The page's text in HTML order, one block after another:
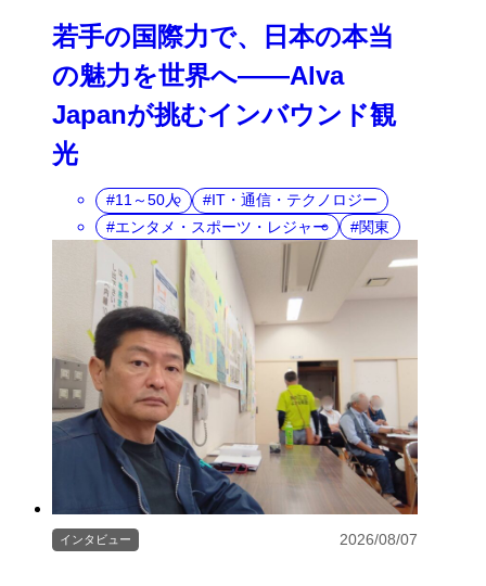
若手の国際力で、日本の本当
の魅力を世界へ――Alva
Japanが挑むインバウンド観
光
11～50人
IT・通信・テクノロジー
エンタメ・スポーツ・レジャー
関東
インタビュー 2026/08/07